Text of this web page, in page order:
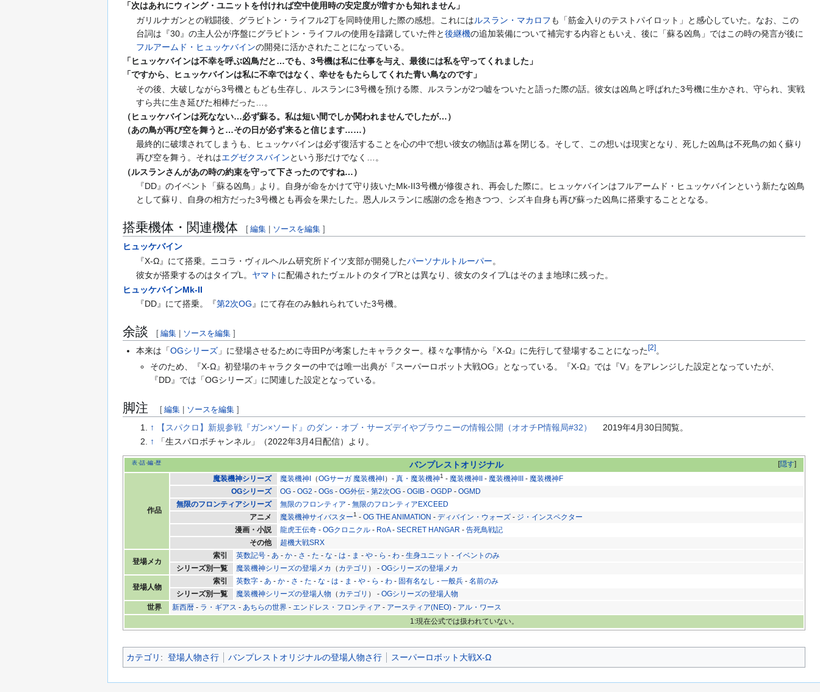
「次はあれにウィング・ユニットを付ければ空中使用時の安定度が増すかも知れません」
ガリルナガンとの戦闘後、グラビトン・ライフル2丁を同時使用した際の感想。これにはルスラン・マカロフも「筋金入りのテストパイロット」と感心していた。なお、この
台詞は『30』の主人公が序盤にグラビトン・ライフルの使用を躊躇していた件と後継機の追加装備について補完する内容ともいえ、後に「蘇る凶鳥」ではこの時の発言が後に
フルアームド・ヒュッケバインの開発に活かされたことになっている。
「ヒュッケバインは不幸を呼ぶ凶鳥だと…でも、3号機は私に仕事を与え、最後には私を守ってくれました」
「ですから、ヒュッケバインは私に不幸ではなく、幸せをもたらしてくれた青い鳥なのです」
その後、大破しながら3号機ともども生存し、ルスランに3号機を預ける際、ルスランが2つ嘘をついたと語った際の話。彼女は凶鳥と呼ばれた3号機に生かされ、守られ、実戦
すら共に生き延びた相棒だった…。
（ヒュッケバインは死なない…必ず蘇る。私は短い間でしか関われませんでしたが…）
（あの鳥が再び空を舞うと…その日が必ず来ると信じます……）
最終的に破壊されてしまうも、ヒュッケバインは必ず復活することを心の中で想い彼女の物語は幕を閉じる。そして、この想いは現実となり、死した凶鳥は不死鳥の如く蘇り
再び空を舞う。それはエグゼクスバインという形だけでなく…。
（ルスランさんがあの時の約束を守って下さったのですね…）
『DD』のイベント「蘇る凶鳥」より。自身が命をかけて守り抜いたMk-II3号機が修復され、再会した際に。ヒュッケバインはフルアームド・ヒュッケバインという新たな凶鳥
として蘇り、自身の相方だった3号機とも再会を果たした。恩人ルスランに感謝の念を抱きつつ、シズキ自身も再び蘇った凶鳥に搭乗することとなる。
搭乗機体・関連機体 [ 編集 ソースを編集 ]
ヒュッケバイン
『X-Ω』にて搭乗。ニコラ・ヴィルヘルム研究所ドイツ支部が開発したパーソナルトルーパー。
彼女が搭乗するのはタイプL。 ヤマト に配備されたヴェルトのタイプRとは異なり、彼女のタイプLはそのまま地球に残った。
ヒュッケバインMk-II
『DD』にて搭乗。『第2次OG 』にて存在のみ触れられていた3号機。
余談 [ 編集 ソースを編集 ]
本来は「OGシリーズ 」に登場させるために寺田Pが考案したキャラクター。様々な事情から『X-Ω』に先行して登場することになった[2]。
そのため、『X-Ω』初登場のキャラクターの中では唯一出典が『スーパーロボット大戦OG』となっている。『X-Ω』では『V』をアレンジした設定となっていたが、
『DD』では「OGシリーズ」に関連した設定となっている。
脚注 [ 編集 ソースを編集 ]
↑ 【スパクロ】新規参戦『ガン×ソード』のダン・オブ・サーズデイやブラウニーの情報公開（オオチP情報局#32）
2019年4月30日閲覧。
↑
「生スパロボチャンネル」（2022年3月4日配信）より。
[隠す]
表 話 編 歴 バンプレストオリジナル
作品
魔装機神シリーズ 魔装機神I （OGサーガ 魔装機神I ）-真・魔装機神1 - 魔装機神II - 魔装機神III - 魔装機神F
OGシリーズ
OG -OG2 -OGs -OG外伝 -第2次OG -OGIB -OGDP -OGMD
無限のフロンティアシリーズ
無限のフロンティア -無限のフロンティアEXCEED
アニメ
魔装機神サイバスター1 -OG THE ANIMATION -ディバイン・ウォーズ - ジ・インスペクター
漫画・小説
龍虎王伝奇 -OGクロニクル - RoA-SECRET HANGAR -告死鳥戦記
その他
超機大戦SRX
登場メカ
索引 英数記号 -あ -か - さ -た -な -は - ま -や - ら -わ -生身ユニット - イベントのみ
シリーズ別一覧
魔装機神シリーズの登場メカ （ カテゴリ ） -OGシリーズの登場メカ
登場人物
索引 英数字 -あ -か - さ -た -な -は - ま -や - ら -わ - 固有名なし -一般兵 -名前のみ
シリーズ別一覧
魔装機神シリーズの登場人物 （ カテゴリ ） -OGシリーズの登場人物
世界
新西暦 - ラ・ギアス -あちらの世界 -エンドレス・フロンティア - アースティア(NEO) - アル・ワース
1:現在公式では扱われていない。
カテゴリ : 登場人物さ行 バンプレストオリジナルの登場人物さ行 スーパーロボット大戦X-Ω